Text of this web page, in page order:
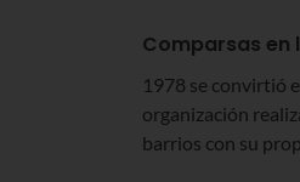
Comparsas en
1978 se convirtió
organización
barrios con su